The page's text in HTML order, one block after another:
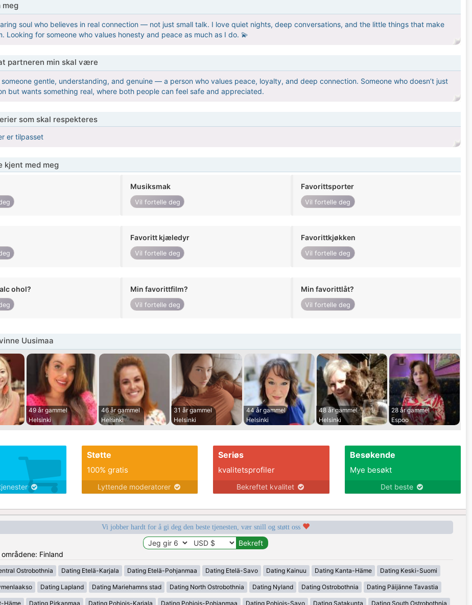
meg
soul who believes in real connection — not just small talk. I love quiet nights, deep conversations, and the little things that make
Looking for someone who values honesty and peace as much as I do. 💫
partneren min skal være
someone gentle, understanding, and genuine — a person who values peace, loyalty, and deep connection. Someone who doesn’t just
but wants something real, where both people can feel safe and appreciated.
som skal respekteres
er tilpasset
kjent med meg
Musiksmak
Vil fortelle deg
Favorittsporter
Vil fortelle deg
Favoritt kjæledyr
Vil fortelle deg
Favorittkjøkken
Vil fortelle deg
ohol? Min favorittfilm?
Vil fortelle deg
Min favorittlåt?
Vil fortelle deg
Uusimaa
49 år gammel
Helsinki
46 år gammel
Helsinki
31 år gammel
Helsinki
44 år gammel
Helsinki
48 år gammel
Helsinki
28 år gammel
Espoo
Støtte
100% gratis
Lyttende moderatorer
Seriøs
kvalitetsprofiler
Bekreftet kvalitet
Besøkende
Mye besøkt
Det beste
Vi jobber hardt for å gi deg den beste tjenesten, vær snill og støtt oss
Finland
Ostrobothnia Dating Etelä-Karjala Dating Etelä-Pohjanmaa Dating Etelä-Savo Dating Kainuu Dating Kanta-Häme Dating Keski-Suomi
Dating Lapland Dating Mariehamns stad Dating North Ostrobothnia Dating Nyland Dating Ostrobothnia Dating Päijänne Tavastia
Häme Dating Pirkanmaa Dating Pohjois-Karjala Dating Pohjois-Pohjanmaa Dating Pohjois-Savo Dating Satakunta Dating South Ostrobothnia